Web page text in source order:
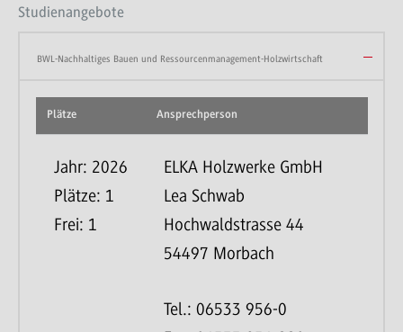
Studienangebote
BWL-Nachhaltiges Bauen und Ressourcenmanagement-Holzwirtschaft
Plätze Ansprechperson
Jahr: 2026
Plätze: 1
Frei: 1
ELKA Holzwerke GmbH
Lea Schwab
Hochwaldstrasse 44
54497 Morbach
Tel.: 06533 956-0